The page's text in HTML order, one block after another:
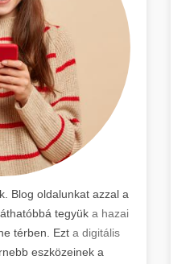
Blog oldalunkat azzal a
tegyük a hazai
térben. Ezt a digitális
eszközeinek a